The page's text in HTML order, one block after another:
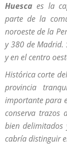
Huesca es la
parte de la
noroeste de la
y 380 de Madrid.
y en el centro
Histórica corte
provincia
importante para
conserva trazos
bien delimitados
cabría distinguir